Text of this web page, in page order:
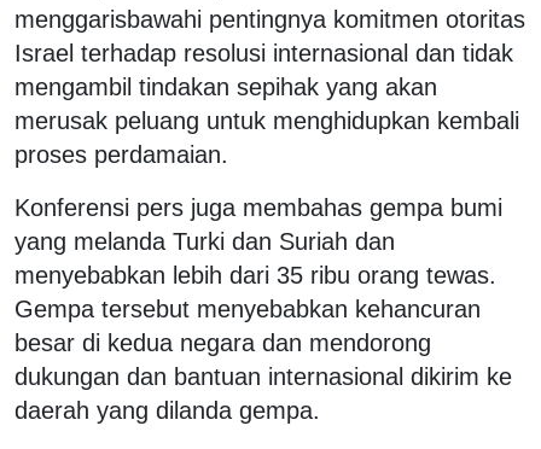
menggarisbawahi pentingnya komitmen otoritas
Israel terhadap resolusi internasional dan tidak
mengambil tindakan sepihak yang akan
merusak peluang untuk menghidupkan kembali
proses perdamaian.
Konferensi pers juga membahas gempa bumi
yang melanda Turki dan Suriah dan
menyebabkan lebih dari 35 ribu orang tewas.
Gempa tersebut menyebabkan kehancuran
besar di kedua negara dan mendorong
dukungan dan bantuan internasional dikirim ke
daerah yang dilanda gempa.